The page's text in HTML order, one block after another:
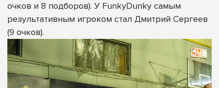
очков и 8 подборов). У FunkyDunky самым
результативным игроком стал Дмитрий Сергеев
(9 очков).